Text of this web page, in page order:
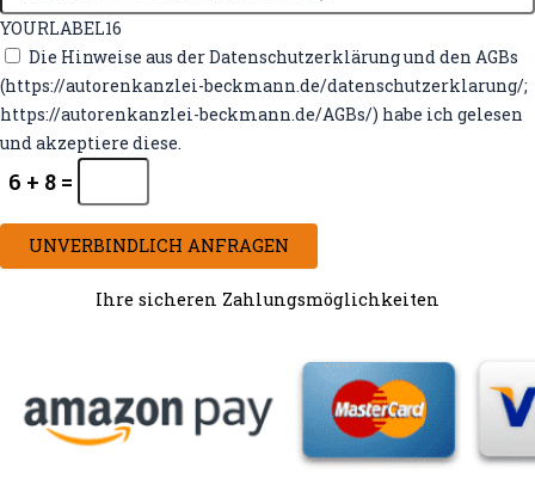
YOURLABEL16
Die Hinweise aus der Datenschutzerklärung und den AGBs
(https://autorenkanzlei-beckmann.de/datenschutzerklarung/;
https://autorenkanzlei-beckmann.de/AGBs/) habe ich gelesen
und akzeptiere diese.
6 + 8 =
UNVERBINDLICH ANFRAGEN
Ihre sicheren Zahlungsmöglichkeiten